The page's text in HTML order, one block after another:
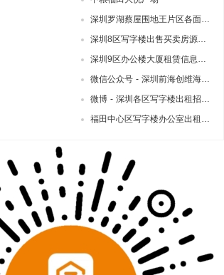
段办公写字楼出租招租房源信息
息
合计1935栋写字楼
发展大厦简介及写字楼办公室出租
招租赁信息
房源信息大全，9区1935栋大厦